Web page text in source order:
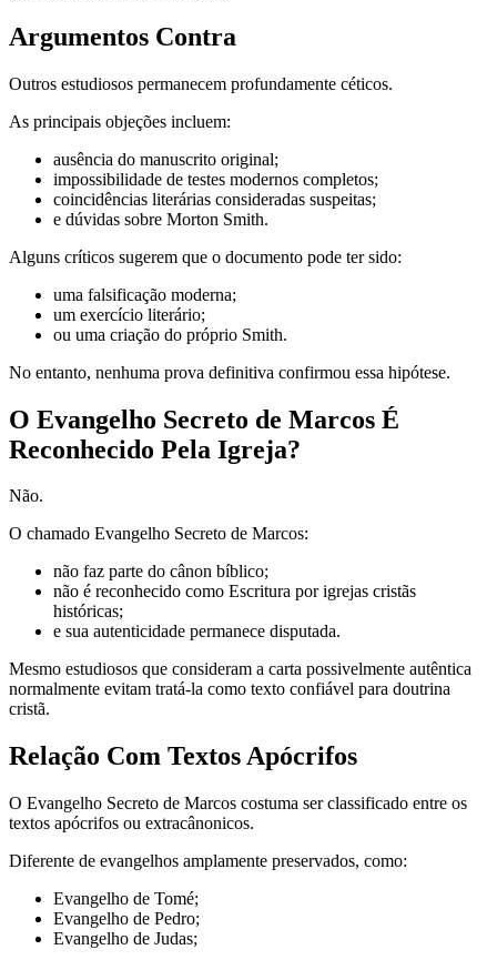
Argumentos Contra
Outros estudiosos permanecem profundamente céticos.
As principais objeções incluem:
ausência do manuscrito original;
impossibilidade de testes modernos completos;
coincidências literárias consideradas suspeitas;
e dúvidas sobre Morton Smith.
Alguns críticos sugerem que o documento pode ter sido:
uma falsificação moderna;
um exercício literário;
ou uma criação do próprio Smith.
No entanto, nenhuma prova definitiva confirmou essa hipótese.
O Evangelho Secreto de Marcos É
Reconhecido Pela Igreja?
Não.
O chamado Evangelho Secreto de Marcos:
não faz parte do cânon bíblico;
não é reconhecido como Escritura por igrejas cristãs
históricas;
e sua autenticidade permanece disputada.
Mesmo estudiosos que consideram a carta possivelmente autêntica
normalmente evitam tratá-la como texto confiável para doutrina
cristã.
Relação Com Textos Apócrifos
O Evangelho Secreto de Marcos costuma ser classificado entre os
textos apócrifos ou extracânonicos.
Diferente de evangelhos amplamente preservados, como:
Evangelho de Tomé;
Evangelho de Pedro;
Evangelho de Judas;